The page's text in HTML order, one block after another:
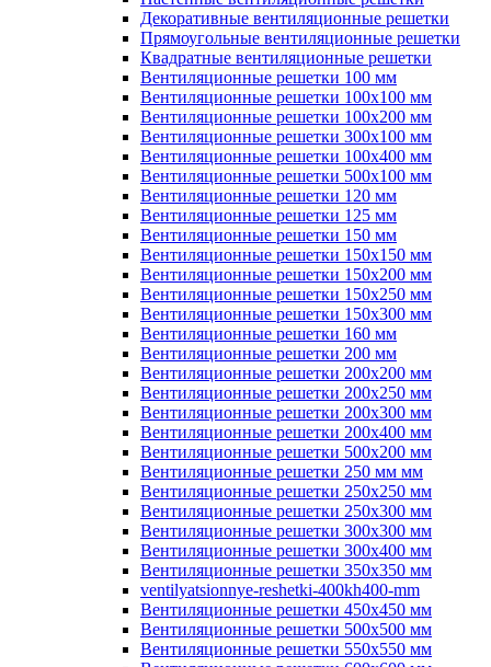
Декоративные вентиляционные решетки
Прямоугольные вентиляционные решетки
Квадратные вентиляционные решетки
Вентиляционные решетки 100 мм
Вентиляционные решетки 100х100 мм
Вентиляционные решетки 100х200 мм
Вентиляционные решетки 300х100 мм
Вентиляционные решетки 100х400 мм
Вентиляционные решетки 500х100 мм
Вентиляционные решетки 120 мм
Вентиляционные решетки 125 мм
Вентиляционные решетки 150 мм
Вентиляционные решетки 150х150 мм
Вентиляционные решетки 150х200 мм
Вентиляционные решетки 150х250 мм
Вентиляционные решетки 150х300 мм
Вентиляционные решетки 160 мм
Вентиляционные решетки 200 мм
Вентиляционные решетки 200х200 мм
Вентиляционные решетки 200х250 мм
Вентиляционные решетки 200х300 мм
Вентиляционные решетки 200х400 мм
Вентиляционные решетки 500х200 мм
Вентиляционные решетки 250 мм мм
Вентиляционные решетки 250х250 мм
Вентиляционные решетки 250х300 мм
Вентиляционные решетки 300х300 мм
Вентиляционные решетки 300х400 мм
Вентиляционные решетки 350х350 мм
ventilyatsionnye-reshetki-400kh400-mm
Вентиляционные решетки 450х450 мм
Вентиляционные решетки 500х500 мм
Вентиляционные решетки 550х550 мм